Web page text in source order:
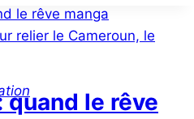
quand le rêve